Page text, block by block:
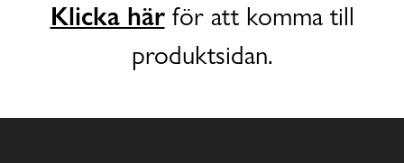
Klicka härför att komma till
produktsidan.